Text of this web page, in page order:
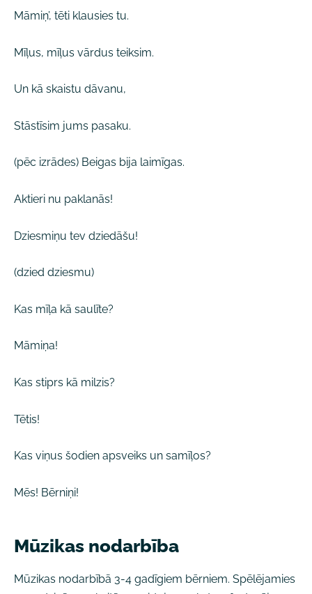
Māmiņ’, tēti klausies tu.
Mīļus, mīļus vārdus teiksim.
Un kā skaistu dāvanu,
Stāstīsim jums pasaku.
(pēc izrādes) Beigas bija laimīgas.
Aktieri nu paklanās!
Dziesmiņu tev dziedāšu!
(dzied dziesmu)
Kas mīļa kā saulīte?
Māmiņa!
Kas stiprs kā milzis?
Tētis!
Kas viņus šodien apsveiks un samīļos?
Mēs! Bērniņi!
Mūzikas nodarbība
Mūzikas nodarbībā 3-4 gadīgiem bērniem. Spēlējamies